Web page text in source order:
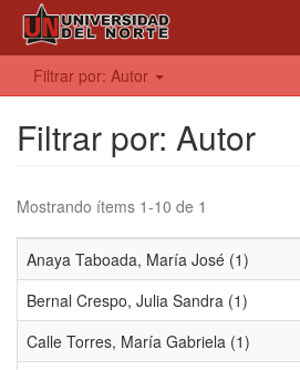
Filtrar por: Autor
Filtrar por: Autor
Mostrando ítems 1-10 de 1
Anaya Taboada, María José (1)
Bernal Crespo, Julia Sandra (1)
Calle Torres, María Gabriela (1)